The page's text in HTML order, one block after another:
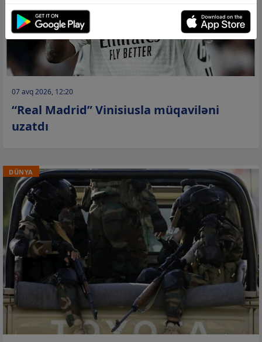
07 avq 2026, 12:20
“Real Madrid” Vinisiusla müqaviləni
uzatdı
DÜNYA